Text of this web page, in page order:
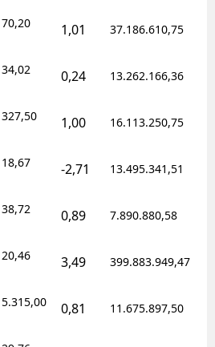
70,20 1,01 37.186.610,75
34,02 0,24 13.262.166,36
327,50 1,00 16.113.250,75
18,67 -2,71 13.495.341,51
38,72 0,89 7.890.880,58
20,46 3,49 399.883.949,47
5.315,00 0,81 11.675.897,50